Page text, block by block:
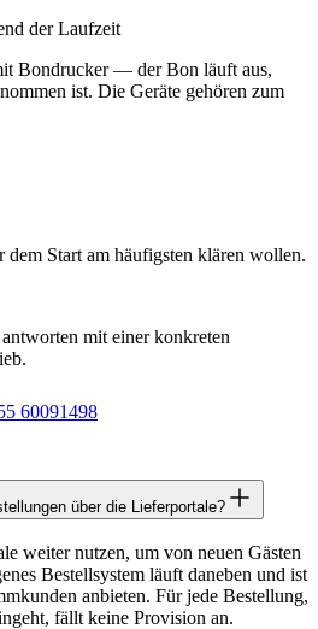
der Laufzeit
Bondrucker — der Bon läuft aus,
ist. Die Geräte gehören zum
Start am häufigsten klären wollen.
mit einer konkreten
60091498
über die Lieferportale?
weiter nutzen, um von neuen Gästen
Bestellsystem läuft daneben und ist
anbieten. Für jede Bestellung,
fällt keine Provision an.